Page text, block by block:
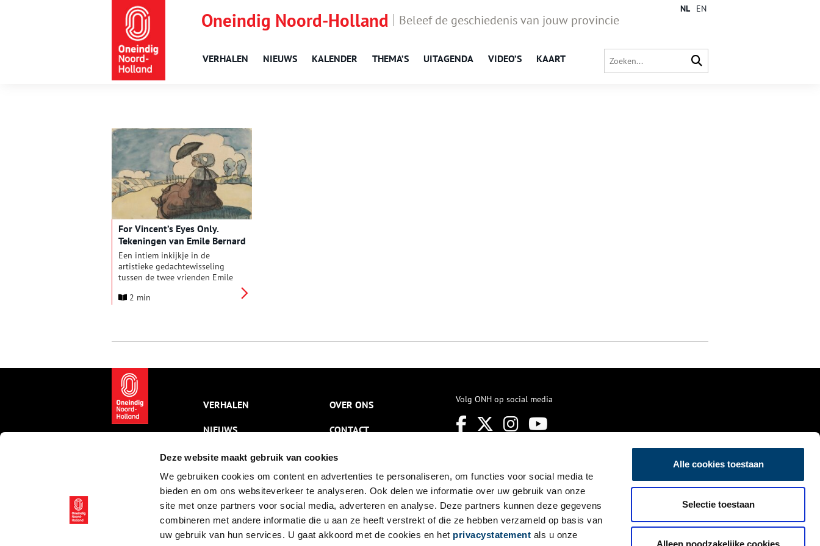
Deze website maakt gebruik van cookies
We gebruiken cookies om content en advertenties te personaliseren, om functies voor social media te
bieden en om ons websiteverkeer te analyseren. Ook delen we informatie over uw gebruik van onze
site met onze partners voor social media, adverteren en analyse. Deze partners kunnen deze gegevens
combineren met andere informatie die u aan ze heeft verstrekt of die ze hebben verzameld op basis van
uw gebruik van hun services. U gaat akkoord met de cookies en het privacystatement als u onze
Alle cookies toestaan
Selectie toestaan
Alleen noodzakelijke cookies
Oneindig Noord-Holland Beleef de geschiedenis van jouw provincie
VERHALEN NIEUWS KALENDER THEMA’S UITAGENDA VIDEO’S KAART
NL EN
For Vincent’s Eyes Only.
Tekeningen van Emile Bernard
Een intiem inkijkje in de
artistieke gedachtewisseling
tussen de twee vrienden Emile
Deze kleinschalige
De tekeningen waren alleen
samen zien.
2 min
VERHALEN
NIEUWS
KALENDER
THEMA’S
ACTIVITEITEN
VIDEO’S
OVER ONS
CONTACT
NIEUWSBRIEF
DISCLAIMER
PRIVACY
TOEGANKELIJKHEID
Volg ONH op social media